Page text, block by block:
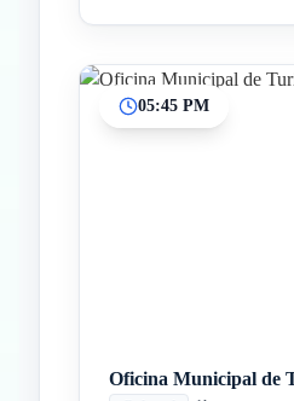
05:45 PM
Oficina Municipal de